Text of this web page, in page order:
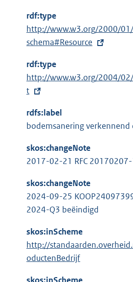
e
r
n
l
i
k
:
rdf:type
E
x
e
r
n
l
n
k
http://www.w3.org/2000/
schema#Resource
rdf:type
E
x
e
r
n
e
i
n
k
http://www.w3.org/2004/
t
rdfs:label
bodemsanering verkennend
skos:changeNote
2017-02-21 RFC 20170207-
skos:changeNote
2024-09-25
2024-Q3 beëindigd
skos:inScheme
http://
oductenBedrijf